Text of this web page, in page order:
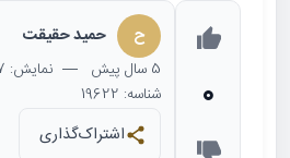
0
ح حمید حقیقت
5 سال پیش — نمایش: 5007 بار
شناسه: 19622
اشتراک‌گذاری